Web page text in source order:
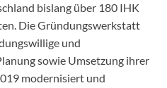
bislang über 180 IHK
Die Gründungswerkstatt
und
sowie Umsetzung ihrer
modernisiert und